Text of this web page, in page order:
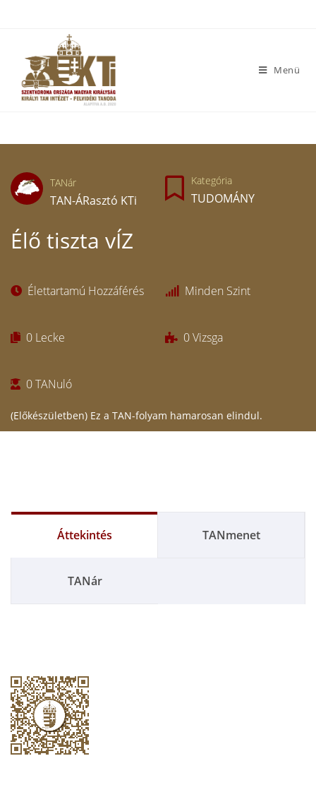
Menü
TANár
TAN-ÁRasztó KTi
Kategória
TUDOMÁNY
Élő tiszta vÍZ
Élettartamú Hozzáférés Minden Szint
0 Lecke 0Vizsga
0TANuló
(Előkészületben) Ez a TAN-folyam hamarosan elindul.
Áttekintés TANmenet
TANár